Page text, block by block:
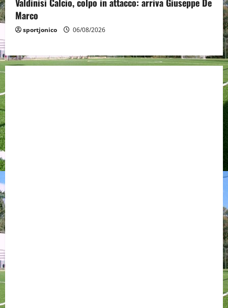
Marco
sportjonico 06/08/2026